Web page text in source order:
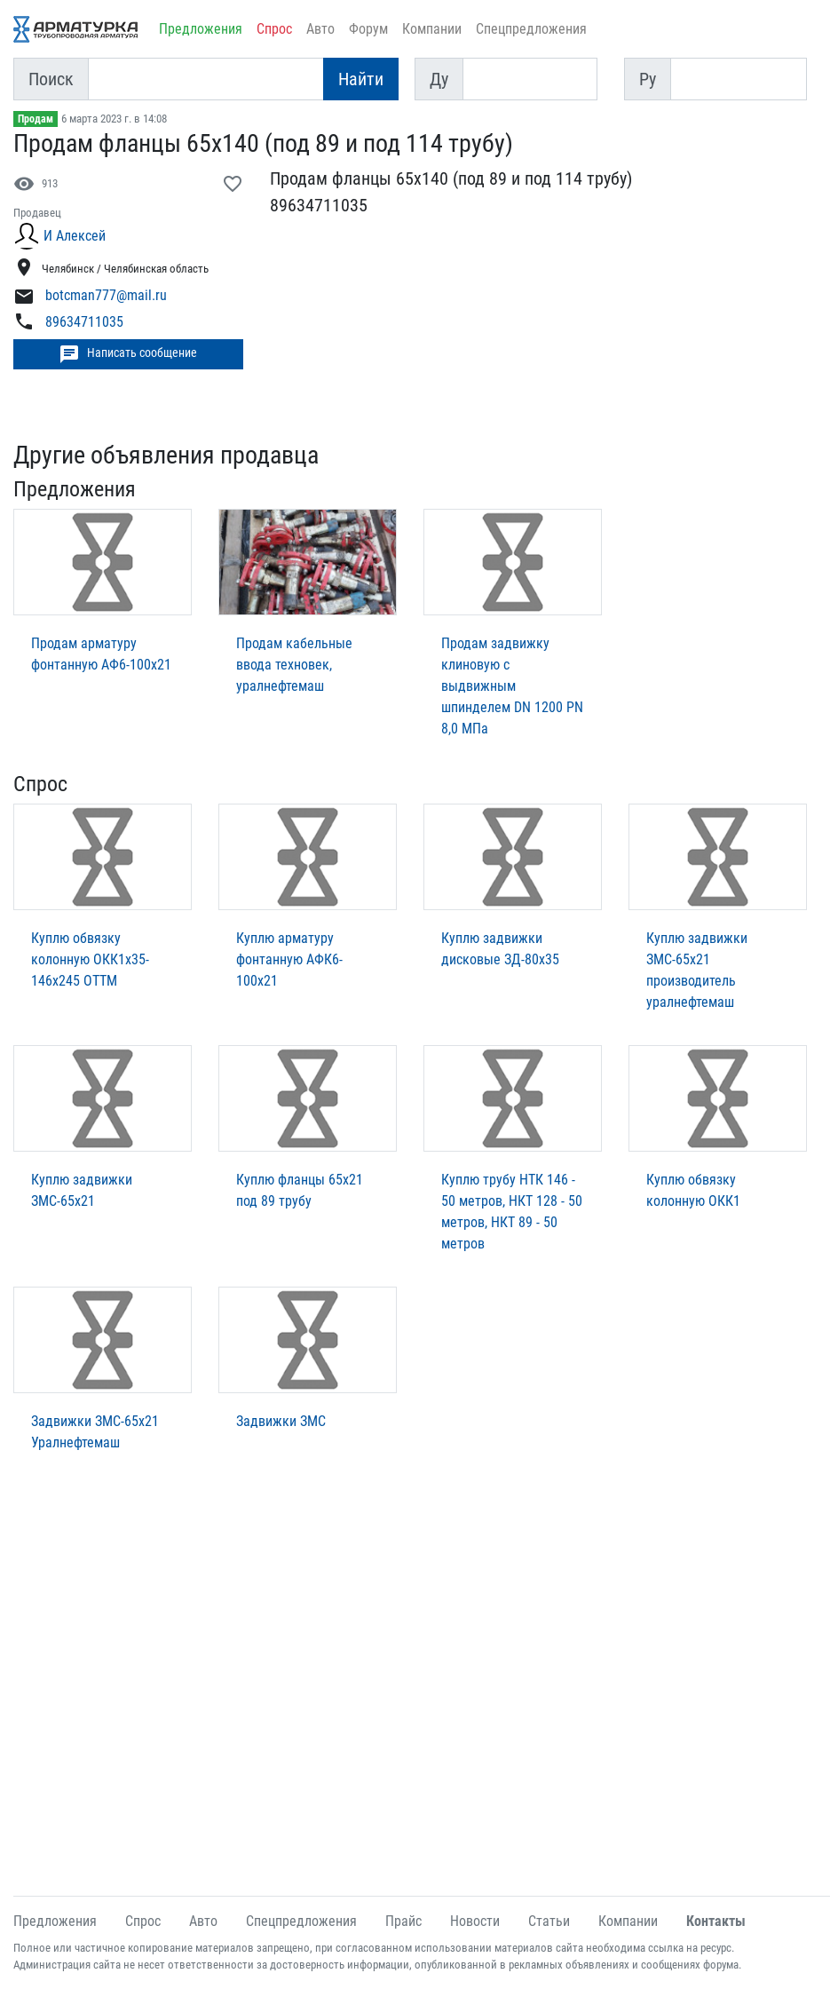
Предложения Спрос Авто Форум Компании Спецпредложения
Поиск Найти
Ду
Ду
Py
Py
Продам 6 марта 2023 г. в 14:08
Продам фланцы 65х140 (по​д 89 и под 114 трубу)
visibility 913 favorite_border
Продавец
И Алексей
location_on Челябинск / Челябинская область
mail botcman777@mail.ru
phone 89634711035
chat Написать сообщение
Продам фланцы 65х140 (по​д 89 и под 114 трубу)
89​634711035
Другие объявления продавца
Предложения
Продам арматуру
фонтанную АФ6-100х21
Продам кабельные
ввода техновек,
уралнефтемаш
Продам задвижку
клиновую с
выдвижным
шпинделем DN 1200 PN
8,0 МПа
Спрос
Куплю обвязку
колонную ОКК1х35-
146х245 ОТТМ
Куплю арматуру
фонтанную АФК6-
100х21
Куплю задвижки
дисковые ЗД-80х35
Куплю задвижки
ЗМС-65х21
производитель
уралнефтемаш
Куплю задвижки
ЗМС-65х21
Куплю фланцы 65х21
под 89 трубу
Куплю трубу НТК 146 -
50 метров, НКТ 128 - 50
метров, НКТ 89 - 50
метров
Куплю обвязку
колонную ОКК1
Задвижки ЗМС-65х21
Уралнефтемаш
Задвижки ЗМС
Предложения Спрос Авто Спецпредложения Прайс Новости Статьи Компании Контакты
Полное или частичное копирование материалов запрещено, при согласованном использовании материалов сайта необходима ссылка на ресурс.
Администрация сайта не несет ответственности за достоверность информации, опубликованной в рекламных объявлениях и сообщениях форума.